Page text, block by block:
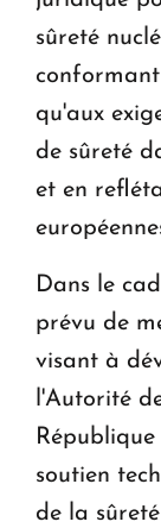
sûreté
qu'aux
de sûreté
et en
Dans le
prévu de
visant à
l'Autorité
soutien
de la